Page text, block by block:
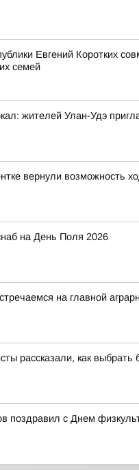
Евгений Коротких
семей
жителей Улан-Удэ
вернули возможность
на День Поля 2026
на главной
рассказали, как выбрать
поздравил с Днем